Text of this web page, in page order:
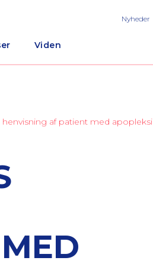
Viden
Nyheder
af patient med apopleksi